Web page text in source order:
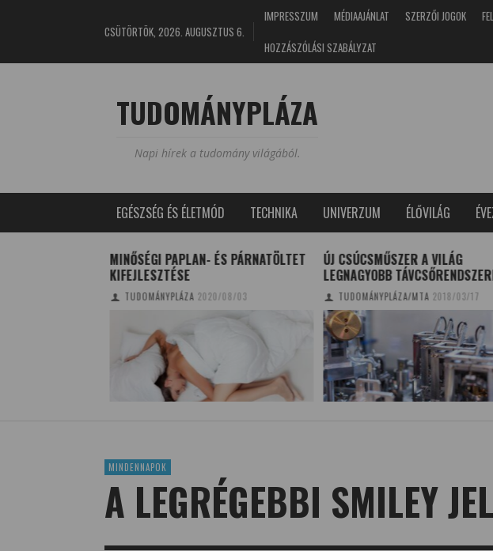
CSÜTÖRTÖK, 2026. AUGUSZTUS 6.
IMPRESSZUM MÉDIAAJÁNLAT SZERZŐI JOGOK
HOZZÁSZÓLÁSI SZABÁLYZAT
TUDOMÁNYPLÁZA
Napi hírek a tudomány világából.
EGÉSZSÉG ÉS ÉLETMÓD TECHNIKA UNIVERZUM ÉLŐVILÁG
MINŐSÉGI PAPLAN- ÉS PÁRNATÖLTET
KIFEJLESZTÉSE
TUDOMÁNYPLÁZA 2020/08/03
ÚJ CSÚCSMŰSZER A VILÁG
LEGNAGYOBB
TUDOMÁNYPLÁZA/MTA 2018/03/17
MINDENNAPOK
A LEGRÉGEBBI SMILEY JEL